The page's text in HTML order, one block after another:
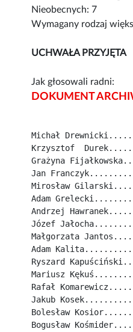
Nieobecnych: 7
Wymagany rodzaj
UCHWAŁA PRZYJĘTA
Jak głosowali radni:
DOKUMENT
Michał
Krzysztof
Grażyna
Jan
Mirosław
Adam
Andrzej
Józef
Małgorzata
Adam
Ryszard
Mariusz
Rafał
Jakub
Bolesław
Bogusław